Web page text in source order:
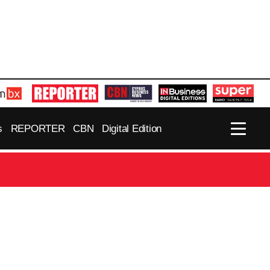
REPORTER CBN Digital Edition